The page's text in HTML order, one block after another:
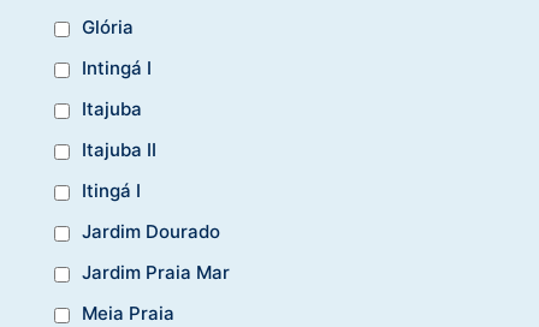
Glória
Intingá I
Itajuba
Itajuba II
Itingá I
Jardim Dourado
Jardim Praia Mar
Meia Praia